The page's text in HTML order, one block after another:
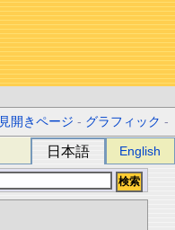
見開きページ - グラフィック -
日本語 English